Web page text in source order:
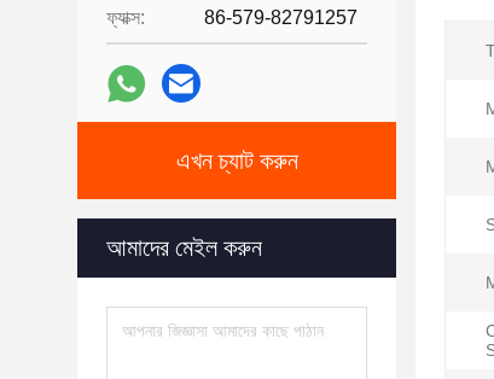
ফ্যাক্স: 86-579-82791257
এখন চ্যাট করুন
আমাদের মেইল ​​করুন